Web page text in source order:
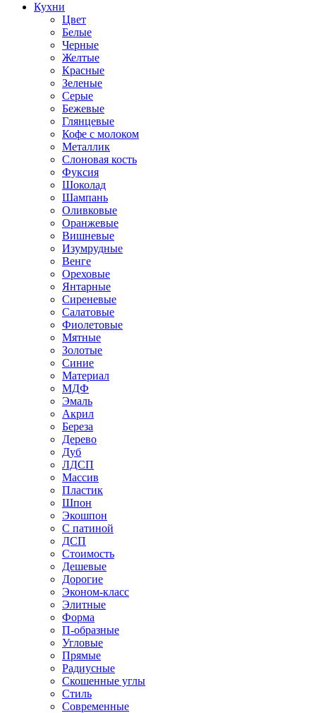
Кухни
Цвет
Белые
Черные
Желтые
Красные
Зеленые
Серые
Бежевые
Глянцевые
Кофе с молоком
Металлик
Слоновая кость
Фуксия
Шоколад
Шампань
Оливковые
Оранжевые
Вишневые
Изумрудные
Венге
Ореховые
Янтарные
Сиреневые
Салатовые
Фиолетовые
Мятные
Золотые
Синие
Материал
МДФ
Эмаль
Акрил
Береза
Дерево
Дуб
ЛДСП
Массив
Пластик
Шпон
Экошпон
С патиной
ДСП
Стоимость
Дешевые
Дорогие
Эконом-класс
Элитные
Форма
П-образные
Угловые
Прямые
Радиусные
Скошенные углы
Стиль
Современные